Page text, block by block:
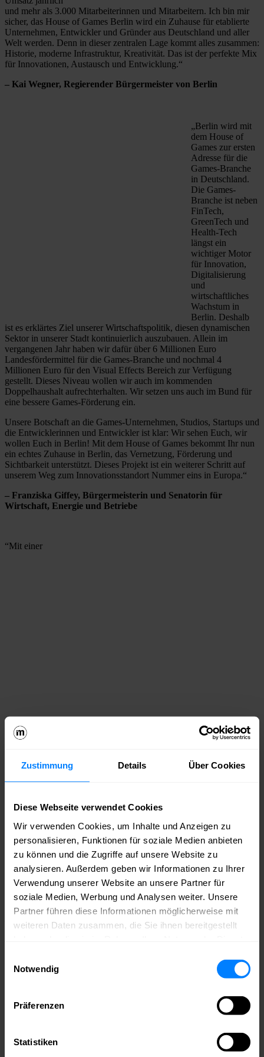
Zustimmung Details Über Cookies
Diese Webseite verwendet Cookies
Wir verwenden Cookies, um Inhalte und Anzeigen zu
personalisieren, Funktionen für soziale Medien anbieten
zu können und die Zugriffe auf unsere Website zu
analysieren. Außerdem geben wir Informationen zu Ihrer
Verwendung unserer Website an unsere Partner für
soziale Medien, Werbung und Analysen weiter. Unsere
Partner führen diese Informationen möglicherweise mit
weiteren Daten zusammen, die Sie ihnen bereitgestellt
Notwendig
Präferenzen
Statistiken
und mehr als 3.000 Mitarbeiterinnen und Mitarbeitern. Ich bin mir
sicher, das House of Games Berlin wird ein Zuhause für etablierte
Unternehmen, Entwickler und Gründer aus Deutschland und aller
Welt werden. Denn in dieser zentralen Lage kommt alles zusammen:
Historie, moderne Infrastruktur, Kreativität. Das ist der perfekte Mix
für Innovationen, Austausch und Entwicklung.“
– Kai Wegner, Regierender Bürgermeister von Berlin
„Berlin wird mit
dem House of
Games zur ersten
Adresse für die
Games-Branche
in Deutschland.
Die Games-
Branche ist neben
FinTech,
GreenTech und
Health-Tech
längst ein
wichtiger Motor
für Innovation,
Digitalisierung
und
wirtschaftliches
Wachstum in
Berlin. Deshalb
ist es erklärtes Ziel unserer Wirtschaftspolitik, diesen dynamischen
Sektor in unserer Stadt kontinuierlich auszubauen. Allein im
vergangenen Jahr haben wir dafür über 6 Millionen Euro
Landesfördermittel für die Games-Branche und nochmal 4
Millionen Euro für den Visual Effects Bereich zur Verfügung
gestellt. Dieses Niveau wollen wir auch im kommenden
Doppelhaushalt aufrechterhalten. Wir setzen uns auch im Bund für
eine bessere Games-Förderung ein.
Unsere Botschaft an die Games-Unternehmen, Studios, Startups und
die Entwicklerinnen und Entwickler ist klar: Wir sehen Euch, wir
wollen Euch in Berlin! Mit dem House of Games bekommt Ihr nun
ein echtes Zuhause in Berlin, das Vernetzung, Förderung und
Sichtbarkeit unterstützt. Dieses Projekt ist ein weiterer Schritt auf
unserem Weg zum Innovationsstandort Nummer eins in Europa.“
– Franziska Giffey, Bürgermeisterin und Senatorin für
Wirtschaft, Energie und Betriebe
“Mit einer
Rekordfördersumme auf Landesebene von insgesamt 4,6 Millionen
Entwicklungen in der Hauptstadtregion. Games, E-Sports,
immersive Technologien, Creative Technologies – das sind die
Bereiche der Kreativwirtschaft, die einen der größten
Games Berlin wird ein Ort erschaffen, an dem Wirtschaft,
aufeinandertreffen und das gesamte Ökosystem rund um das
Kulturgut Games abbilden.
Ob große oder kleine Unternehmen, ob Entwickler-Studios, Co-
Working-Spaces, Startups, Kultur oder Bildungsinstitutionen: Das
House of Games Berlin wird ein Magnet für nationale und
internationale Spiele-Begeisterte sein – sowohl im B2B- als auch im
B2C-Bereich.”
– Jeannine Koch, Vorstandsvorsitzende / Geschäftsführerin ​
- medianet berlinbrandenburg e.V.
“Mit dem House
of Games Berlin
einzigartiger Ort
mit internationaler
dazu beitragen
wird, ganz